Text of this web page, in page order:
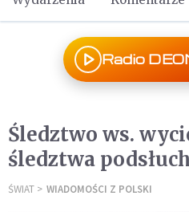
Radio
Śledztwo ws.
śledztwa
ŚWIAT WIADOMOŚCI Z POLSKI